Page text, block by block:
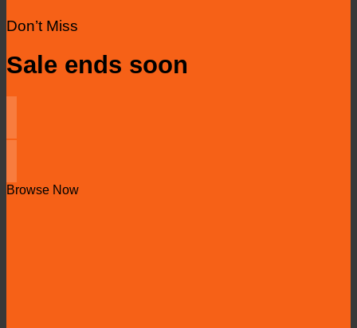
Don’t Miss
Sale ends soon
Browse Now